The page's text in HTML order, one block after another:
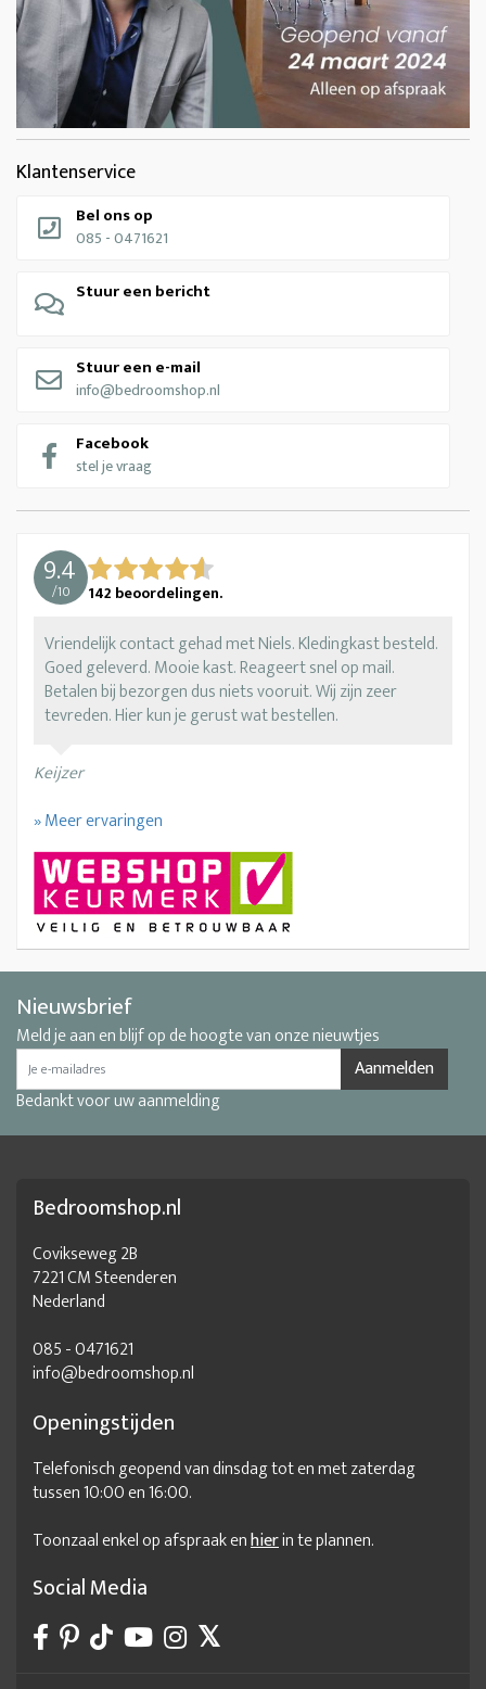
Klantenservice
Bel ons op
085 - 0471621
Stuur een bericht
Stuur een e-mail
info@bedroomshop.nl
Facebook
stel je vraag
9.4
/10 142 beoordelingen.
Vriendelijk contact gehad met Niels. Kledingkast besteld.
Goed geleverd. Mooie kast. Reageert snel op mail.
Betalen bij bezorgen dus niets vooruit. Wij zijn zeer
tevreden. Hier kun je gerust wat bestellen.
Keijzer
» Meer ervaringen
Nieuwsbrief
Meld je aan en blijf op de hoogte van onze nieuwtjes
Aanmelden
Bedankt voor uw aanmelding
Bedroomshop.nl
Covikseweg 2B
7221 CM Steenderen
Nederland
085 - 0471621
info@bedroomshop.nl
Openingstijden
Telefonisch geopend van dinsdag tot en met zaterdag
tussen 10:00 en 16:00.
Toonzaal enkel op afspraak enhierin te plannen.
Social Media